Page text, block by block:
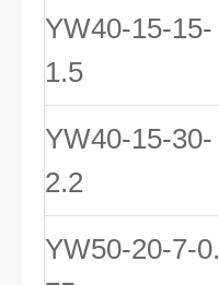
YW40-15-15-
1.5
YW40-15-30-
2.2
YW50-20-7-0.